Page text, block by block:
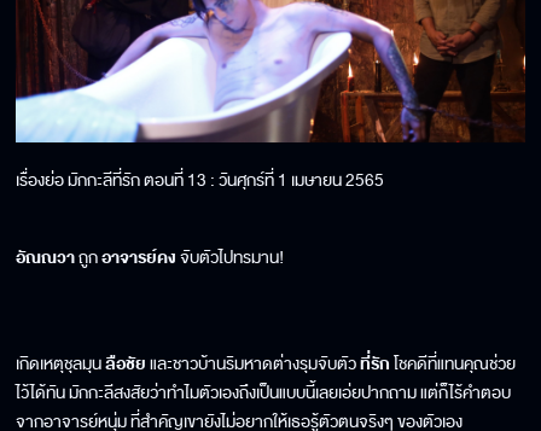
เรื่องย่อ มักกะลีที่รัก ตอนที่ 13 : วันศุกร์ที่ 1 เมษายน 2565
อัณณวาถูกอาจารย์คงจับตัวไปทรมาน!
เกิดเหตุชุลมุนลือชัยและชาวบ้านริมหาดต่างรุมจับตัวที่รักโชคดีที่แทนคุณช่วย
ไว้ได้ทัน มักกะลีสงสัยว่าทำไมตัวเองถึงเป็นแบบนี้เลยเอ่ยปากถาม แต่ก็ไร้คำตอบ
จากอาจารย์หนุ่ม ที่สำคัญเขายังไม่อยากให้เธอรู้ตัวตนจริงๆ ของตัวเอง